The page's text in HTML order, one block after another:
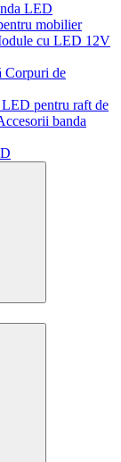
LED
Corpuri de
pentru raft de
banda